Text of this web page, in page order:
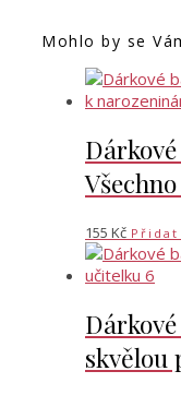
Mohlo by se
155 Kč Přidat
skvělou